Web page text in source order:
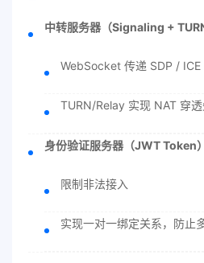
中转服务器（Signaling + TURN
WebSocket 传递 SDP / ICE
TURN/Relay 实现 NAT 穿
身份验证服务器（JWT Token）
限制非法接入
实现一对一绑定关系，防止